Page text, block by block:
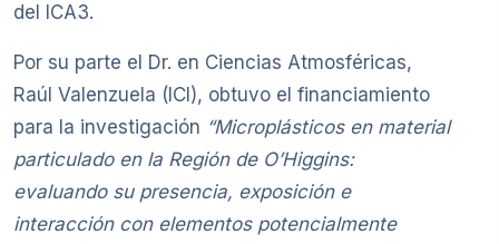
del ICA3.
Por su parte el Dr. en Ciencias Atmosféricas,
Raúl Valenzuela (ICI), obtuvo el financiamiento
para la investigación “Microplásticos en material
particulado en la Región de O’Higgins:
evaluando su presencia, exposición e
interacción con elementos potencialmente